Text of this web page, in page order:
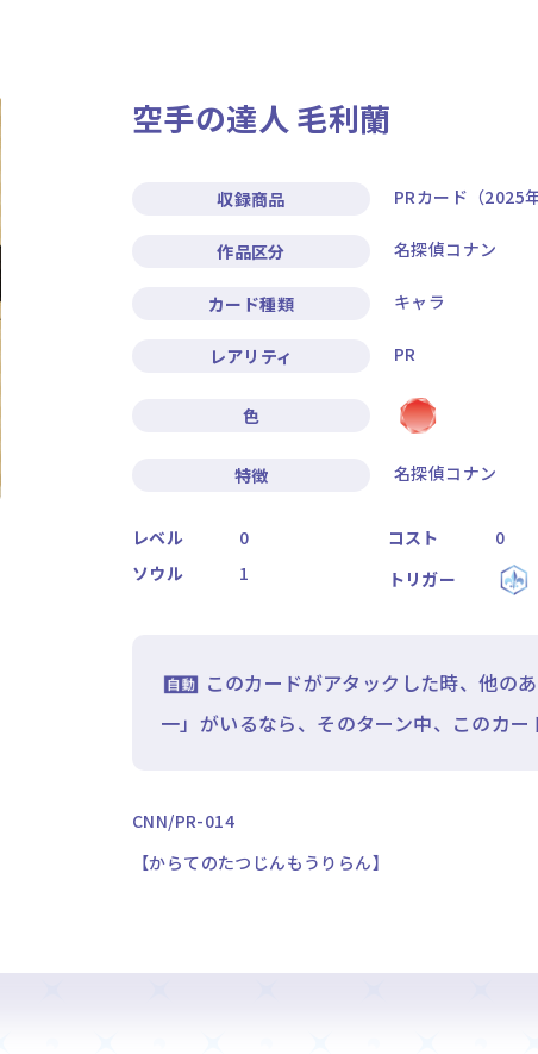
Card List Rule / Q&A
空手の達人 毛利蘭
収録商品 PRカード（2025年
作品区分 名探偵コナン
カード種類 キャラ
レアリティ PR
色
特徴 名探偵コナン
レベル 0 コスト 0
ソウル
1 トリガー
このカードがアタックした時、他の
一」がいるなら、そのターン中、このカー
CNN/PR-014
【からてのたつじんもうりらん】